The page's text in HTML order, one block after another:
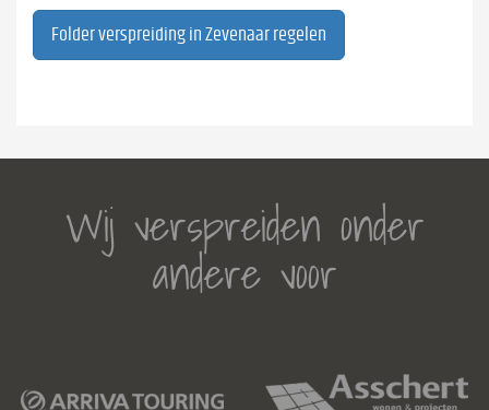
Folder verspreiding in Zevenaar regelen
Wij verspreiden onder
andere voor